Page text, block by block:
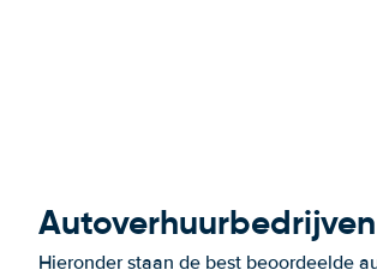
Hieronder staan de best beoordeelde